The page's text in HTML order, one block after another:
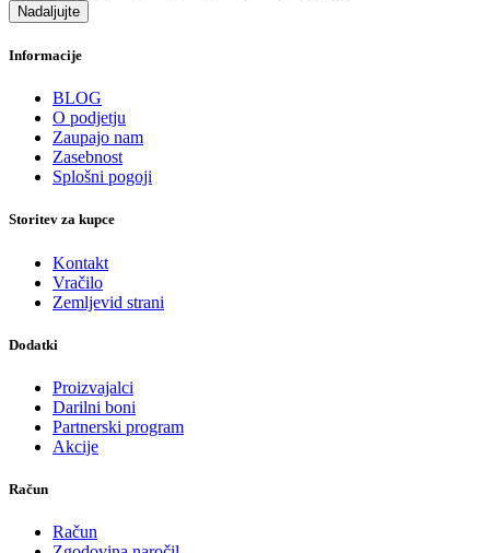
Nadaljujte
Informacije
BLOG
O podjetju
Zaupajo nam
Zasebnost
Splošni pogoji
Storitev za kupce
Kontakt
Vračilo
Zemljevid strani
Dodatki
Proizvajalci
Darilni boni
Partnerski program
Akcije
Račun
Račun